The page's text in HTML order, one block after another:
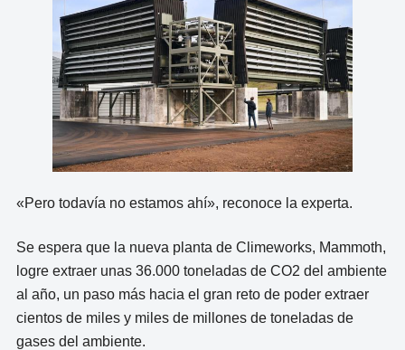
«Pero todavía no estamos ahí», reconoce la experta.
Se espera que la nueva planta de Climeworks, Mammoth,
logre extraer unas 36.000 toneladas de CO2 del ambiente
al año, un paso más hacia el gran reto de poder extraer
cientos de miles y miles de millones de toneladas de
gases del ambiente.